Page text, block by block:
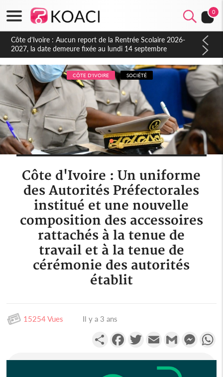
0
Côte d'Ivoire : Indépendance à Blahou, le sous-préfet : « La
fête nous invite à mesurer le chemin parcouru et à renouveler
notre engagement collectif en faveur du développement »
CÔTE D'IVOIRE SOCIÉTÉ
Côte d'Ivoire : Un uniforme
des Autorités Préfectorales
institué et une nouvelle
composition des accessoires
rattachés à la tenue de
travail et à la tenue de
cérémonie des autorités
établit
15254 Vues Il y a 3 ans
PartagerFacebookTwitterEmail Gmail